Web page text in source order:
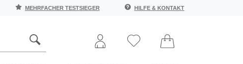
MEHRFACHER TESTSIEGER HILFE & KONTAKT